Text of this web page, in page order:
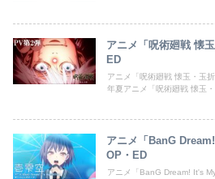
アニメ「呪術廻戦 懐
ED
アニメ「呪術廻戦 懐玉・玉
年夏アニメ「呪術廻戦 懐玉
アニメ「BanG
OP・ED
アニメ「BanG Dream! It's